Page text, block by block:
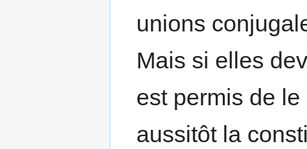
unions
Mais si elles
est permis de
aussitôt la